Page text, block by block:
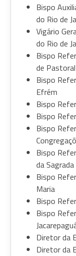
Bispo
do Rio de
Vigário
do Rio de
Bispo
de
Bispo
Efrém
Bispo
Bispo
Bispo
Bispo
da
Bispo
Maria
Bispo
Bispo
Diretor da
Diretor da